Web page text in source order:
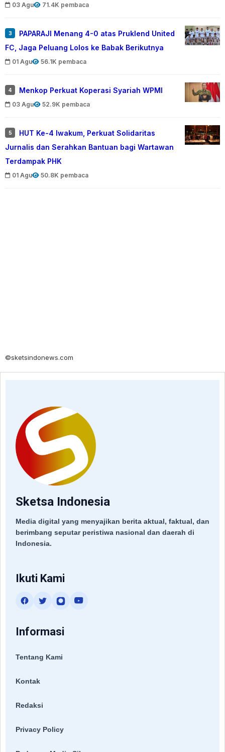
03 Agu 71.4K pembaca
3
PAPARAJI Menang 4-0 atas Pruklend United
FC, Jaga Peluang Lolos ke Babak Berikutnya
01 Agu 56.1K pembaca
4 Menkop Perkuat Koperasi Syariah WPMI
03 Agu 52.9K pembaca
5
HUT Ke-4 Iwakum, Perkuat Solidaritas
Jurnalis dan Serahkan Bantuan bagi Wartawan
Terdampak PHK
01 Agu 50.8K pembaca
©sketsindonews.com
Sketsa Indonesia
Media digital yang menyajikan berita aktual, faktual, dan
berimbang seputar peristiwa nasional dan daerah di
Indonesia.
Ikuti Kami
Informasi
Tentang Kami
Kontak
Redaksi
Privacy Policy